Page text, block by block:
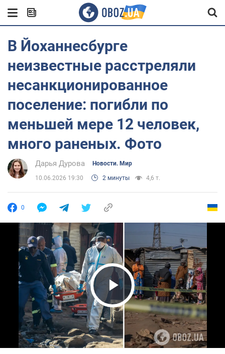
В Йоханнесбурге
неизвестные расстреляли
несанкционированное
поселение: погибли по
меньшей мере 12 человек,
много раненых. Фото
Дарья Дурова Новости. Мир
10.06.2026 19:30 2 минуты 4,6 т.
0
Play Video